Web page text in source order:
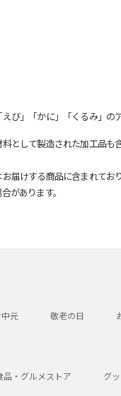
び」「かに」「くるみ」の
として製造された加工品も
届けする商品に含まれており
があります。
元 敬老の日
品・グルメストア グ